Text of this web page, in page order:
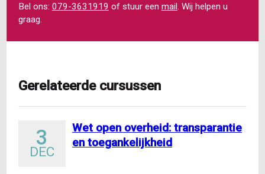
Bel ons: 079-3631919 of stuur een mail. Wij helpen u
graag.
Gerelateerde cursussen
3
DEC
Wet open overheid: transparantie
en toegankelijkheid